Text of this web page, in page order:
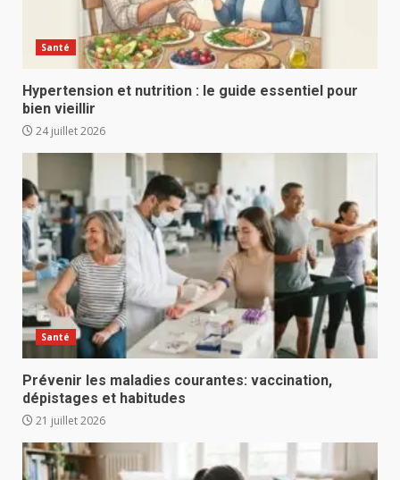
Santé
Hypertension et nutrition : le guide essentiel pour
bien vieillir
24 juillet 2026
Santé
Prévenir les maladies courantes: vaccination,
dépistages et habitudes
21 juillet 2026